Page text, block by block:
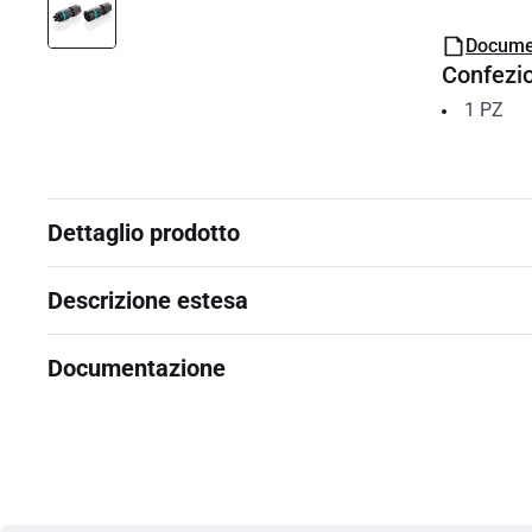
1 PZ
Dettaglio prodotto
Descrizione estesa
Documentazione